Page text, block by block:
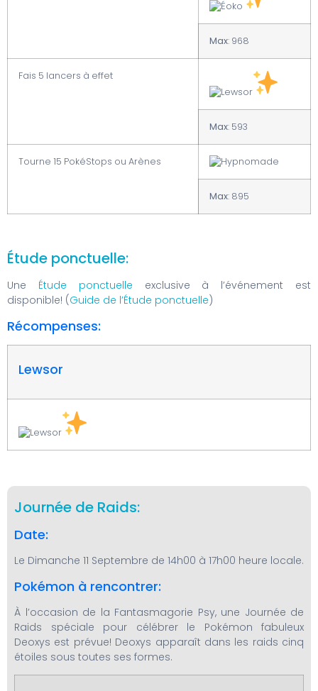
Max: 968
Fais 5 lancers à effet
Max: 593
Tourne 15 PokéStops ou Arènes
Max: 895
Étude ponctuelle:
Une Étude ponctuelle exclusive à l’événement est
disponible! (Guide de l’Étude ponctuelle)
Récompenses:
Lewsor
Journée de Raids:
Date:
Le Dimanche 11 Septembre de 14h00 à 17h00 heure locale.
Pokémon à rencontrer:
À l’occasion de la Fantasmagorie Psy, une Journée de
Raids spéciale pour célébrer le Pokémon fabuleux
Deoxys est prévue! Deoxys apparaît dans les raids cinq
étoiles sous toutes ses formes.